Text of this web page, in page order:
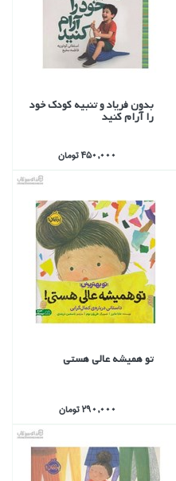
بدون فرياد و تنبيه كودك خود
را آرام كنيد
450,000 تومان
تو هميشه عالي هستي
290,000 تومان